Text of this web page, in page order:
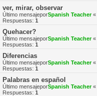
ver, mirar, observar
Último mensajeporSpanish Teacher«
Respuestas: 1
Quehacer?
Último mensajeporSpanish Teacher«
Respuestas: 1
Diferencias
Último mensajeporSpanish Teacher«
Respuestas: 1
Palabras en español
Último mensajeporSpanish Teacher«
Respuestas: 1